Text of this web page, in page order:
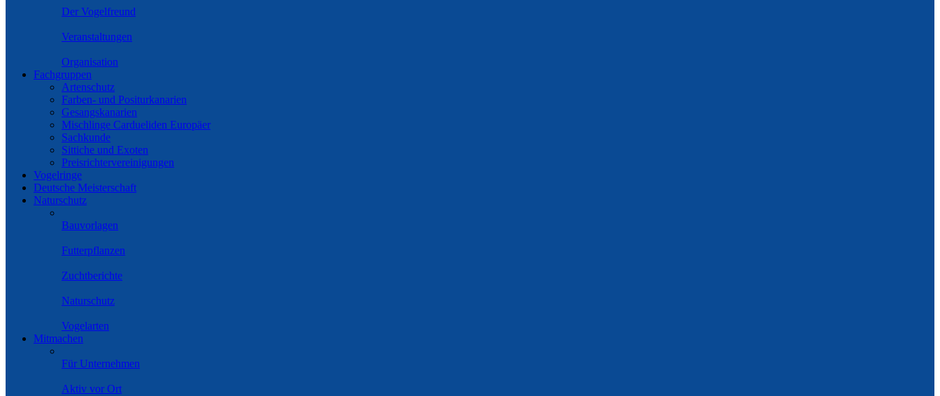
Der Vogelfreund
Veranstaltungen
Organisation
Fachgruppen
Artenschutz
Farben- und Positurkanarien
Gesangskanarien
Mischlinge Cardueliden Europäer
Sachkunde
Sittiche und Exoten
Preisrichtervereinigungen
Vogelringe
Deutsche Meisterschaft
Naturschutz
Bauvorlagen
Futterpflanzen
Zuchtberichte
Naturschutz
Vogelarten
Mitmachen
Für Unternehmen
Aktiv vor Ort